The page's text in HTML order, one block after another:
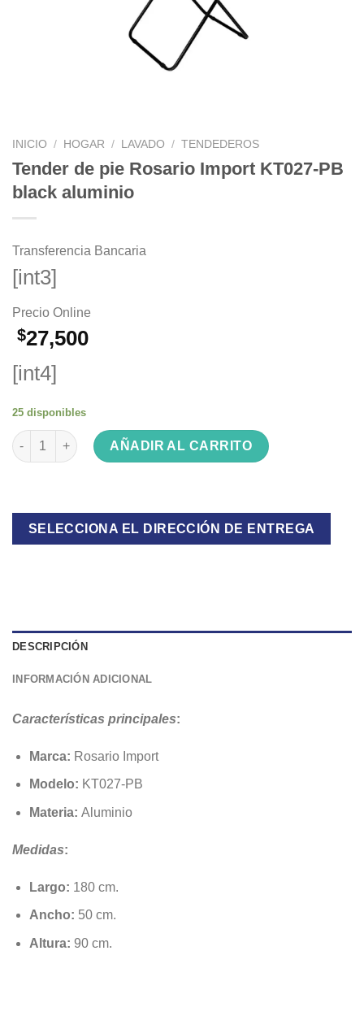
INICIO / HOGAR / LAVADO / TENDEDEROS
Tender de pie Rosario Import KT027-PB
black aluminio
Transferencia Bancaria
[int3]
Precio Online
$27,500
[int4]
25 disponibles
Tender de pie Rosario Import KT027-PB black aluminio
AÑADIR AL CARRITO
SELECCIONA EL DIRECCIÓN DE ENTREGA
DESCRIPCIÓN
INFORMACIÓN ADICIONAL
Características principales:
Marca: Rosario Import
Modelo: KT027-PB
Materia: Aluminio
Medidas:
Largo: 180 cm.
Ancho: 50 cm.
Altura: 90 cm.